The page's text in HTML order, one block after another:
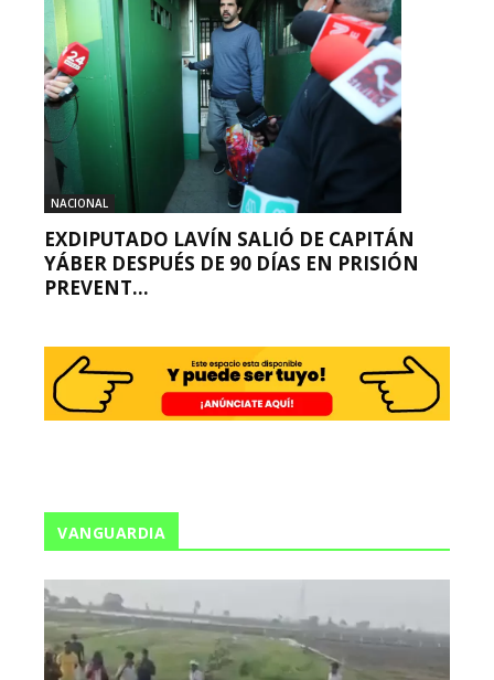
NACIONAL
EXDIPUTADO LAVÍN SALIÓ DE CAPITÁN
YÁBER DESPUÉS DE 90 DÍAS EN PRISIÓN
PREVENT...
VANGUARDIA